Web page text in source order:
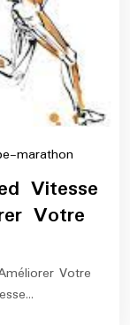
marathon
marathon
Vitesse
Votre
Votre